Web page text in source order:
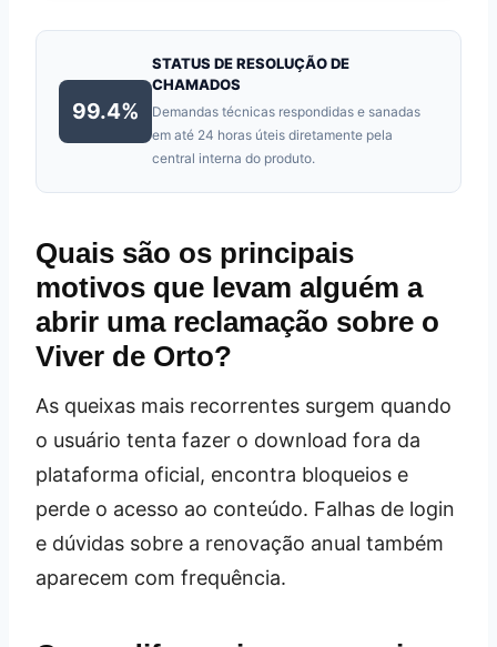
99.4%
STATUS DE RESOLUÇÃO DE
CHAMADOS
Demandas técnicas respondidas e sanadas
em até 24 horas úteis diretamente pela
central interna do produto.
Quais são os principais
motivos que levam alguém a
abrir uma reclamação sobre o
Viver de Orto?
As queixas mais recorrentes surgem quando
o usuário tenta fazer o download fora da
plataforma oficial, encontra bloqueios e
perde o acesso ao conteúdo. Falhas de login
e dúvidas sobre a renovação anual também
aparecem com frequência.